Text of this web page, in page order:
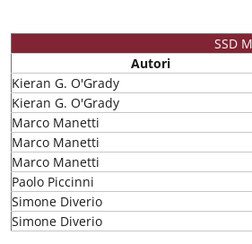
SSD
Autori
Kieran G. O'Grady
Kieran G. O'Grady
Marco Manetti
Marco Manetti
Marco Manetti
Paolo Piccinni
Simone Diverio
Simone Diverio